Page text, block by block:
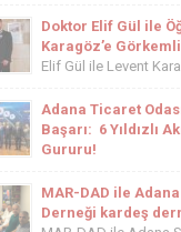
Şubesi tarafından
“Engellinin Engelli
mıyız? Hak Bilinci,
Toplumsal
Daire Başkanlığı
başlayacak 50 yeni
yemin töreni
Vekili...
Doktor Elif Gül ile
Karagöz’e
Elif Gül ile Levent
Mali Müşavir ve
Muhasebeci Mali
Saymanı Yurdagül
tanıdığı...
Adana Ticaret
Başarı: 6 Yıldızlı
Gururu!
Başarı: 6 Yıldızlı
‎ADANA Ticaret Odası
MAR-DAD ile
Derneği kardeş